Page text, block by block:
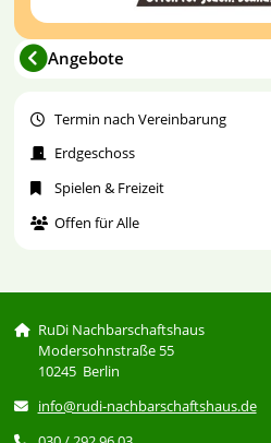
Angebote
Termin nach Vereinbarung
Erdgeschoss
Spielen & Freizeit
Offen für Alle
RuDi Nachbarschaftshaus
Modersohnstraße 55
10245 Berlin
info@rudi-nachbarschaftshaus.de